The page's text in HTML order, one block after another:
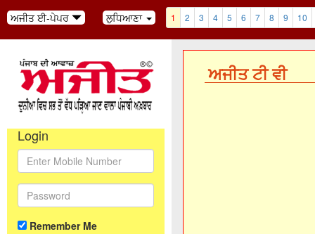
ਅਜੀਤ ਈ-ਪੇਪਰ ਲੁਧਿਆਣਾ 1 2 3 4 5 6 7 8 9 10
Login
Remember Me
ਅਜੀਤ ਟੀ ਵੀ